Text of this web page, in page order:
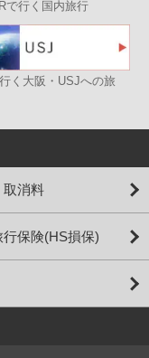
で行く国内旅行
く大阪・USJへの旅
取消料
行保険(HS損保)